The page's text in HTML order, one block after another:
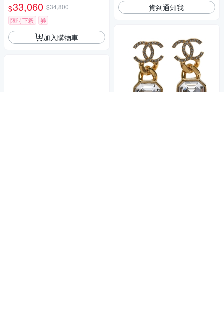
$33,060 $34,800
限時下殺
券
加入購物車
貨到通知我